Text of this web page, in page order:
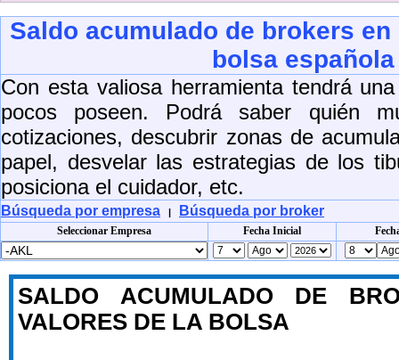
Saldo acumulado de brokers
bolsa española
Con esta valiosa herramienta tendrá
pocos poseen. Podrá saber quién
cotizaciones, descubrir zonas de
papel, desvelar las estrategias de los
posiciona el cuidador, etc.
Búsqueda por empresa | Búsqueda por broker
Seleccionar Empresa Fecha Inicial
SALDO ACUMULADO DE
VALORES DE LA BOLSA